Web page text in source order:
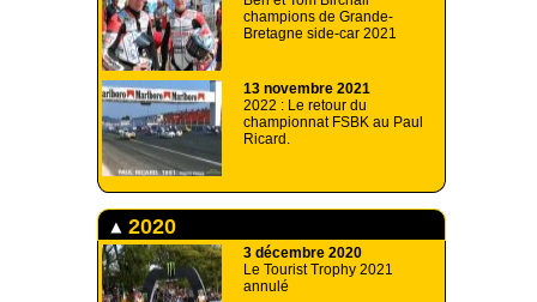
champions de Grande-
Bretagne side-car 2021
13 novembre 2021
2022 : Le retour du
championnat FSBK au Paul
Ricard.
2020
3 décembre 2020
Le Tourist Trophy 2021
annulé